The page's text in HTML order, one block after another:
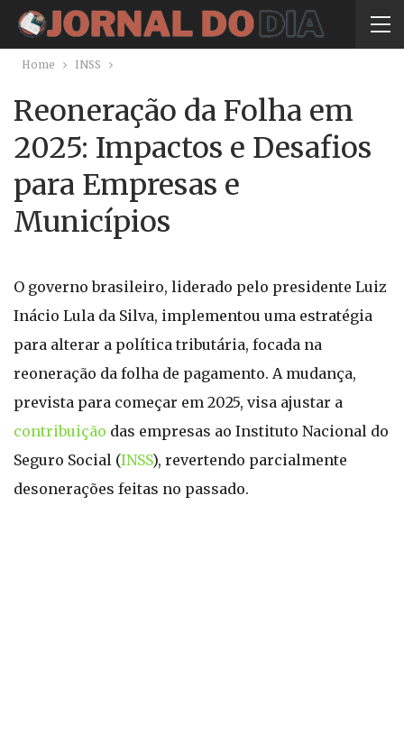
Home INSS
Reoneração da Folha em
2025: Impactos e Desafios
para Empresas e
Municípios
O governo brasileiro, liderado pelo presidente Luiz
Inácio Lula da Silva, implementou uma estratégia
para alterar a política tributária, focada na
reoneração da folha de pagamento. A mudança,
prevista para começar em 2025, visa ajustar a
contribuição das empresas ao Instituto Nacional do
Seguro Social (INSS), revertendo parcialmente
desonerações feitas no passado.